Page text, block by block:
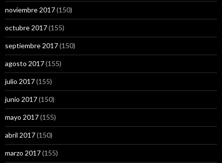
noviembre 2017(150)
octubre 2017(155)
septiembre 2017(150)
agosto 2017(155)
julio 2017(155)
junio 2017(150)
mayo 2017(155)
abril 2017(150)
marzo 2017(155)